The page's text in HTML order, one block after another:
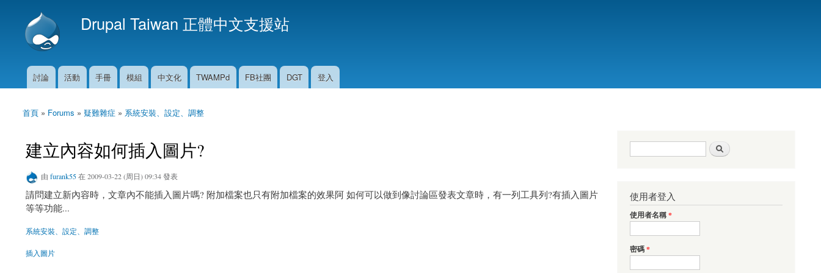
Drupal Taiwan 正體中文支援站
主選單
討論 活動 手冊 模組 中文化 TWAMPd FB社團 DGT 登入
您在這裡
首頁 » Forums » 疑難雜症 » 系統安裝、設定、調整
建立內容如何插入圖片?
由 furank55在 2009-03-22 (周日) 09:34 發表
請問建立新內容時，文章內不能插入圖片嗎? 附加檔案也只有附加檔案的效果阿 如何可以做到像討論區發表文章時，有一列工具列?有插入圖片
等等功能...
系統安裝、設定、調整
插入圖片
搜尋表單
使用者登入
使用者名稱*
密碼*